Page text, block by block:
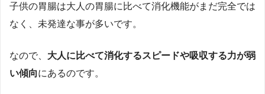
子供の胃腸は大人の胃腸に比べて消化機能がまだ完全では
なく、未発達な事が多いです。
なので、 大人に比べて消化するスピードや吸収する力が弱
い傾向にあるのです。